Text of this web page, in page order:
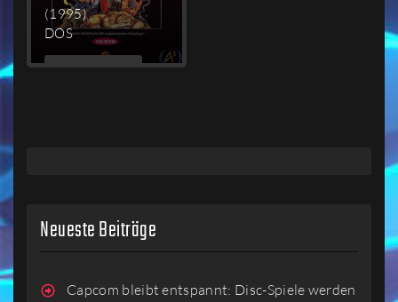
(1995)
DOS
MEHR
Neueste Beiträge
Capcom bleibt entspannt: Disc-Spiele werden